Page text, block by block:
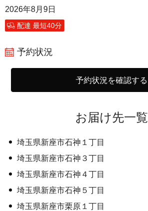
2026年8月9日
配達 最短40分
予約状況
予約状況を確認する
お届け先一覧
埼玉県新座市石神１丁目
埼玉県新座市石神３丁目
埼玉県新座市石神４丁目
埼玉県新座市石神５丁目
埼玉県新座市栗原１丁目